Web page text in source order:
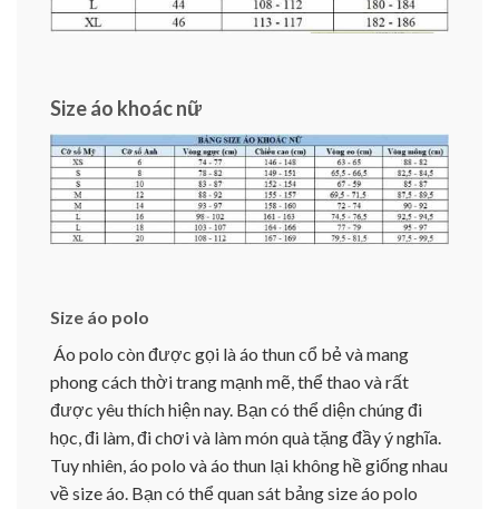
Size áo khoác nữ
Size áo polo
Áo polo còn được gọi là áo thun cổ bẻ và mang
phong cách thời trang mạnh mẽ, thể thao và rất
được yêu thích hiện nay. Bạn có thể diện chúng đi
học, đi làm, đi chơi và làm món quà tặng đầy ý nghĩa.
Tuy nhiên, áo polo và áo thun lại không hề giống nhau
về size áo. Bạn có thể quan sát bảng size áo polo